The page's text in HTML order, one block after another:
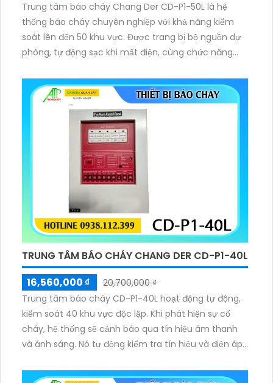
Trung tâm báo cháy Chang Der CD-P1-50L là hệ
thống báo cháy chuyên nghiệp với khả năng kiểm
soát lên đến 50 khu vực. Được trang bị bộ nguồn dự
phòng, tự động sạc khi mất điện, cùng chức năng
bảo hoạt động ổn định và giảm thiểu báo động giả,
bảo vệ an toàn tối ưu.
TRUNG TÂM BÁO CHÁY CHANG DER CD-P1-40L
16,560,000 ₫
20,700,000 ₫
Trung tâm báo cháy CD-P1-40L hoạt động tự động,
kiểm soát 40 khu vực độc lập. Khi phát hiện sự cố
cháy, hệ thống sẽ cảnh báo qua tín hiệu âm thanh
và ánh sáng. Nó tự động kiểm tra tín hiệu và điện áp,
giả, đồng thời đảm bảo hoạt động liên tục với nguồn